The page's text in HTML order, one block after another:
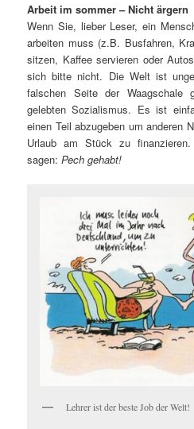
Arbeit im sommer – Nicht ärgern
Wenn Sie, lieber Leser, ein
arbeiten muss (z.B. Busfahren,
sitzen, Kaffee servieren oder
sich bitte nicht. Die Welt ist
falschen Seite der Waagschale
gelebten Sozialismus. Es ist
einen Teil abzugeben um anderen
Urlaub am Stück zu
sagen: Pech gehabt!
Lehrer ist der beste Job der Welt!